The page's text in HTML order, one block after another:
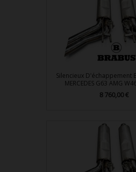
Silencieux D'échappement
MERCEDES G63 AMG
Prix
8 760,00 €